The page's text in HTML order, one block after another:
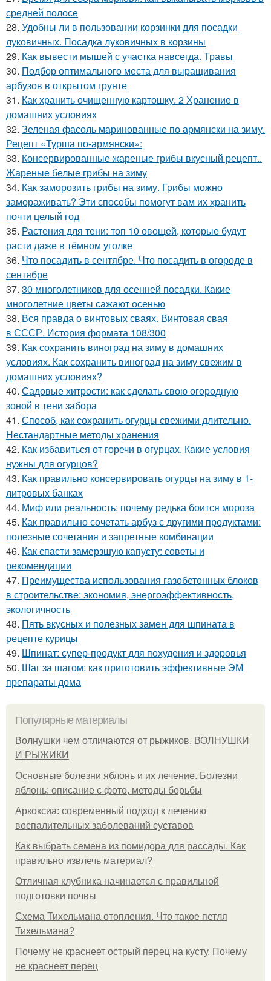
средней полосе
28. Удобны ли в пользовании корзинки для посадки
луковичных. Посадка луковичных в корзины
29. Как вывести мышей с участка навсегда. Травы
30. Подбор оптимального места для выращивания
арбузов в открытом грунте
31. Как хранить очищенную картошку. 2 Хранение в
домашних условиях
32. Зеленая фасоль маринованные по армянски на зиму.
Рецепт «Турша по-армянски»:
33. Консервированные жареные грибы вкусный рецепт..
Жареные белые грибы на зиму
34. Как заморозить грибы на зиму. Грибы можно
замораживать? Эти способы помогут вам их хранить
почти целый год
35. Растения для тени: топ 10 овощей, которые будут
расти даже в тёмном уголке
36. Что посадить в сентябре. Что посадить в огороде в
сентябре
37. 30 многолетников для осенней посадки. Какие
многолетние цветы сажают осенью
38. Вся правда о винтовых сваях. Винтовая свая
в СССР. История формата 108/300
39. Как сохранить виноград на зиму в домашних
условиях. Как сохранить виноград на зиму свежим в
домашних условиях?
40. Садовые хитрости: как сделать свою огородную
зоной в тени забора
41. Способ, как сохранить огурцы свежими длительно.
Нестандартные методы хранения
42. Как избавиться от горечи в огурцах. Какие условия
нужны для огурцов?
43. Как правильно консервировать огурцы на зиму в 1-
литровых банках
44. Миф или реальность: почему редька боится мороза
45. Как правильно сочетать арбуз с другими продуктами:
полезные сочетания и запретные комбинации
46. Как спасти замерзшую капусту: советы и
рекомендации
47. Преимущества использования газобетонных блоков
в строительстве: экономия, энергоэффективность,
экологичность
48. Пять вкусных и полезных замен для шпината в
рецепте курицы
49. Шпинат: супер-продукт для похудения и здоровья
50. Шаг за шагом: как приготовить эффективные ЭМ
препараты дома
Популярные материалы
Волнушки чем отличаются от рыжиков. ВОЛНУШКИ
И РЫЖИКИ
Основные болезни яблонь и их лечение. Болезни
яблонь: описание с фото, методы борьбы
Аркоксиа: современный подход к лечению
воспалительных заболеваний суставов
Как выбрать семена из помидора для рассады. Как
правильно извлечь материал?
Отличная клубника начинается с правильной
подготовки почвы
Схема Тихельмана отопления. Что такое петля
Тихельмана?
Почему не краснеет острый перец на кусту. Почему
не краснеет перец